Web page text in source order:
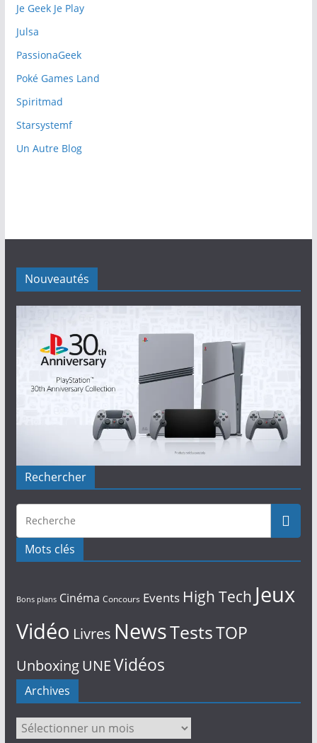
Je Geek Je Play
Julsa
PassionaGeek
Poké Games Land
Spiritmad
Starsystemf
Un Autre Blog
Nouveautés
Rechercher
Mots clés
Bons plans Cinéma Concours Events High Tech Jeux
Vidéo Livres NewsTestsTOP
UnboxingUNEVidéos
Archives
Archives